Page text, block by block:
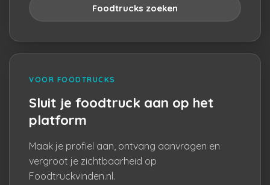
Foodtrucks zoeken
VOOR FOODTRUCKS
Sluit je foodtruck aan op het
platform
Maak je profiel aan, ontvang aanvragen en
vergroot je zichtbaarheid op
Foodtruckvinden.nl.